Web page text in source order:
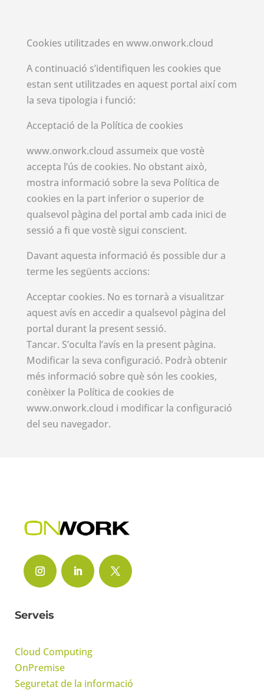
Cookies utilitzades en www.onwork.cloud
A continuació s’identifiquen les cookies que
estan sent utilitzades en aquest portal així com
la seva tipologia i funció:
Acceptació de la Política de cookies
www.onwork.cloud assumeix que vostè
accepta l’ús de cookies. No obstant això,
mostra informació sobre la seva Política de
cookies en la part inferior o superior de
qualsevol pàgina del portal amb cada inici de
sessió a fi que vostè sigui conscient.
Davant aquesta informació és possible dur a
terme les següents accions:
Acceptar cookies. No es tornarà a visualitzar
aquest avís en accedir a qualsevol pàgina del
portal durant la present sessió.
Tancar. S’oculta l’avís en la present pàgina.
Modificar la seva configuració. Podrà obtenir
més informació sobre què són les cookies,
conèixer la Política de cookies de
www.onwork.cloud i modificar la configuració
del seu navegador.
Serveis
Cloud Computing
OnPremise
Seguretat de la informació